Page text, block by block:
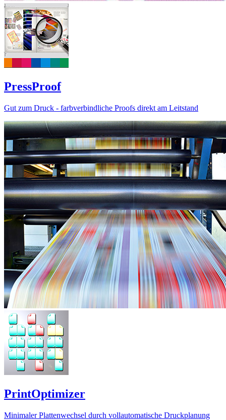
PressProof
Gut zum Druck - farbverbindliche Proofs direkt am Leitstand
PrintOptimizer
Minimaler Plattenwechsel durch vollautomatische Druckplanung